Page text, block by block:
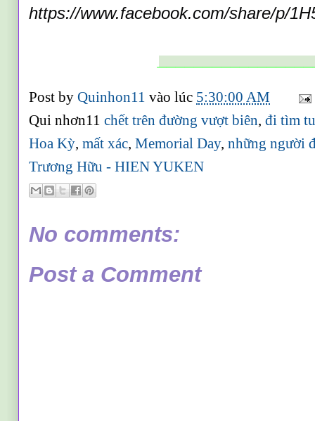
https://www.facebook.com/share/p/
Post byQuinhon11vào lúc 5:30:00 AM
Qui nhơn11chết trên đường vượt biên,đi tìm
Hoa Kỳ,mất xác,Memorial Day,những người
Trương Hữu - HIEN YUKEN
No comments:
Post a Comment